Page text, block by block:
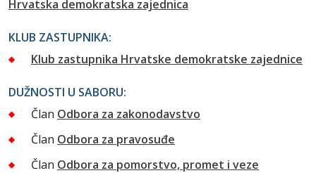
Hrvatska demokratska zajednica
KLUB ZASTUPNIKA:
Klub zastupnika Hrvatske demokratske zajednice
DUŽNOSTI U SABORU:
Član Odbora za zakonodavstvo
Član Odbora za pravosuđe
Član Odbora za pomorstvo, promet i veze